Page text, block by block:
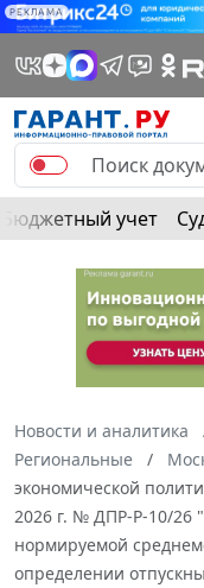
РЕКЛАМА
Бюджетный учет
Новости и аналитика
Региональные
экономической
2026 г. № ДПР-Р-10/26
нормируемой
определении